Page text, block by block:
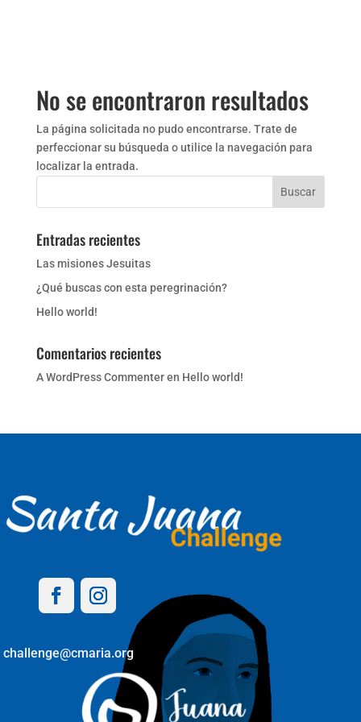
No se encontraron resultados
La página solicitada no pudo encontrarse. Trate de
perfeccionar su búsqueda o utilice la navegación para
localizar la entrada.
Entradas recientes
Las misiones Jesuitas
¿Qué buscas con esta peregrinación?
Hello world!
Comentarios recientes
A WordPress Commenteren Hello world!
challenge@cmaria.org